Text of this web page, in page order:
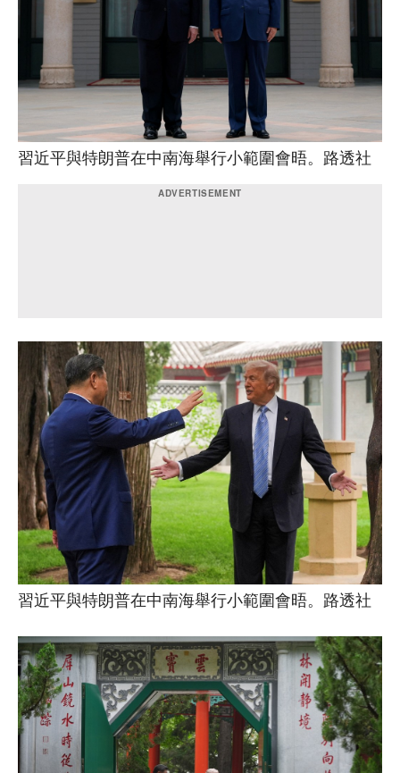
習近平與特朗普在中南海舉行小範圍會晤。路透社
習近平與特朗普在中南海舉行小範圍會晤。路透社